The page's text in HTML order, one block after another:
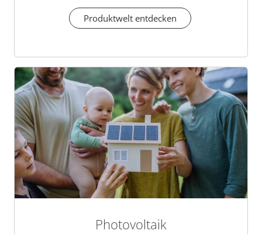
Produktwelt entdecken
Photovoltaik